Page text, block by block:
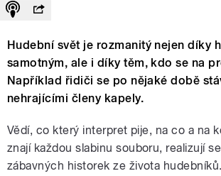
Hudební svět je rozmanitý nejen díky
samotným, ale i díky těm, kdo se na
Například řidiči se po nějaké době
nehrajícími členy kapely.
Vědí, co který interpret pije, na co a na
znají každou slabinu souboru, realizují
zábavných historek ze života